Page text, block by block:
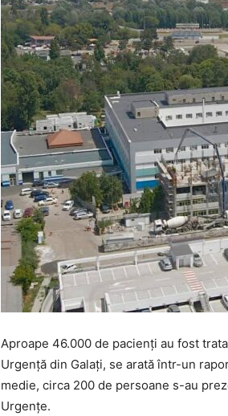
Aproape 46.000 de pacienți au fost
Urgență din Galați, se arată într-un
medie, circa 200 de persoane s-au
Urgenţe.